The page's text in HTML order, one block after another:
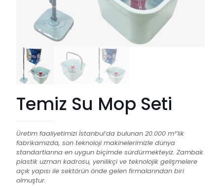
Temiz Su Mop Seti
Üretim faaliyetimizi İstanbul’da bulunan 20.000 m²’lik
fabrikamızda, son teknoloji makinelerimizle dünya
standartlarına en uygun biçimde sürdürmekteyiz. Zambak
plastik uzman kadrosu, yenilikçi ve teknolojik gelişmelere
açık yapısı ile sektörün önde gelen firmalarından biri
olmuştur.